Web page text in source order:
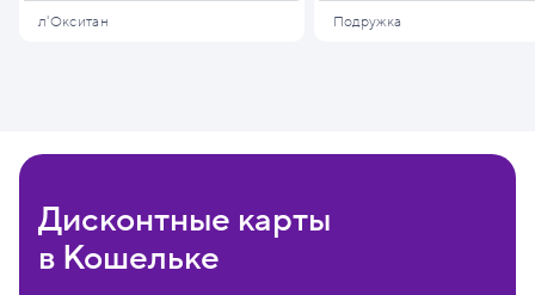
л'Окситан Подружка
Дисконтные карты
в Кошельке